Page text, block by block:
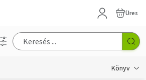
Üres
Könyv